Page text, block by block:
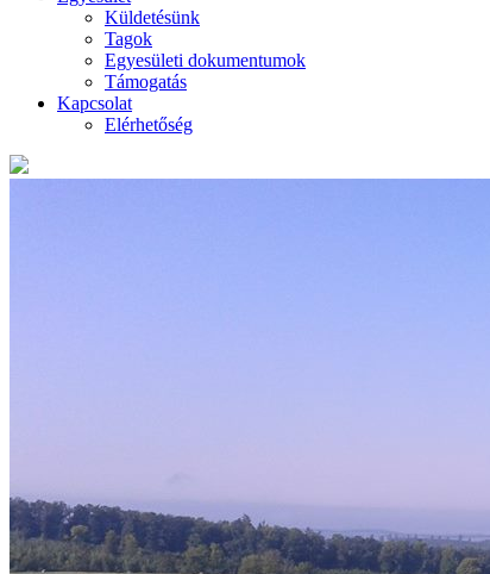
Küldetésünk
Tagok
Egyesületi dokumentumok
Támogatás
Kapcsolat
Elérhetőség